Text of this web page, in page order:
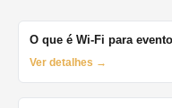
O que é Wi-Fi para
Ver detalhes →